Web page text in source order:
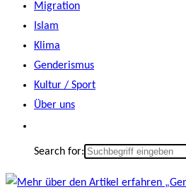
Migration
Islam
Klima
Genderismus
Kultur / Sport
Über uns
Search for: